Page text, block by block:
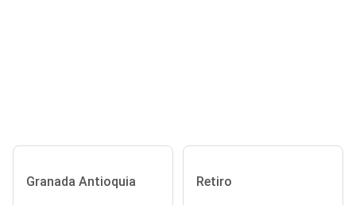
Granada Antioquia Retiro